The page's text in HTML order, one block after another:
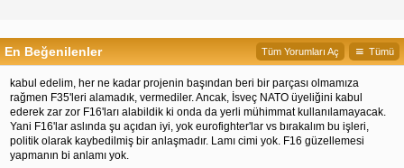
En Beğenilenler Tümü
Tüm Yorumları Aç
kabul edelim, her ne kadar projenin başından beri bir parçası olmamıza
rağmen F35'leri alamadık, vermediler. Ancak, İsveç NATO üyeliğini kabul
ederek zar zor F16'ları alabildik ki onda da yerli mühimmat kullanılamayacak.
Yani F16'lar aslında şu açıdan iyi, yok eurofighter'lar vs bırakalım bu işleri,
politik olarak kaybedilmiş bir anlaşmadır. Lamı cimi yok. F16 güzellemesi
yapmanın bi anlamı yok.